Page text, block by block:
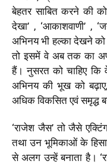
बेहतर साबित करने की
देखा’ , ‘आकाशवाणी’ ,
अभिनय भी हल्का देखने को
तो इसमें वे अब तक का
हैं। नुसरत को चाहिए कि
अभिनय की भूख को
अधिक विकसित एवं समृद्ध
‘राजेश जैस’ तो जैसे
तथा उन भूमिकाओं के
से अलग उन्हें बनाता है।